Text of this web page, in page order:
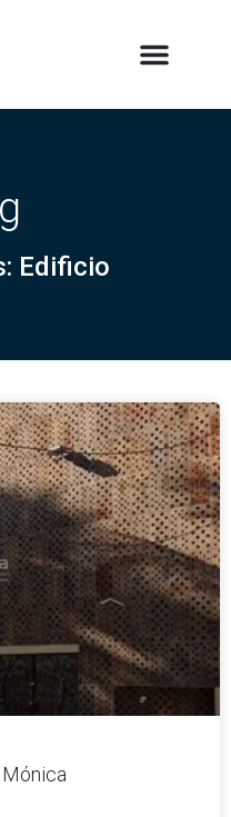
Edificio
Mónica